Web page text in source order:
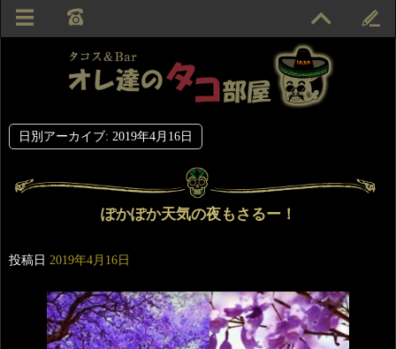
日別アーカイブ: 2019年4月16日
ぽかぽか天気の夜もさるー！
投稿日 2019年4月16日